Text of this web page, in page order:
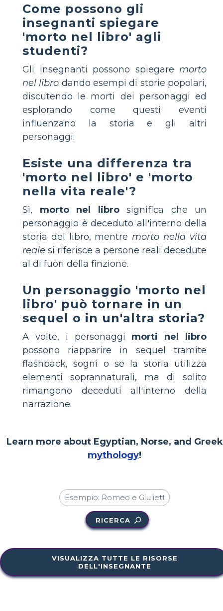
Come possono gli
insegnanti spiegare
'morto nel libro' agli
studenti?
Gli insegnanti possono spiegare morto
nel libro dando esempi di storie popolari,
discutendo le morti dei personaggi ed
esplorando come questi eventi
influenzano la storia e gli altri
personaggi.
Esiste una differenza tra
'morto nel libro' e 'morto
nella vita reale'?
Sì, morto nel librosignifica che un
personaggio è deceduto all'interno della
storia del libro, mentre morto nella vita
reale si riferisce a persone reali decedute
al di fuori della finzione.
Un personaggio 'morto nel
libro' può tornare in un
sequel o in un'altra storia?
A volte, i personaggi morti nel libro
possono riapparire in sequel tramite
flashback, sogni o se la storia utilizza
elementi soprannaturali, ma di solito
rimangono deceduti all'interno della
narrazione.
Learn more about Egyptian, Norse, and Greek
mythology!
RICERCA
VISUALIZZA TUTTE LE RISORSE
DELL'INSEGNANTE